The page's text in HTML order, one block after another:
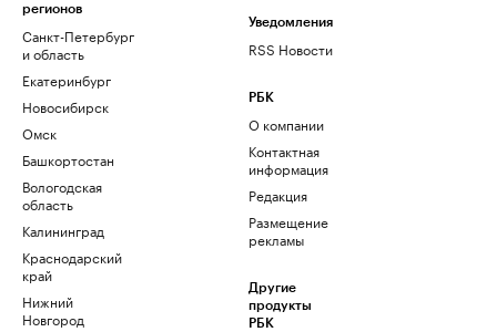
регионов
Санкт-Петербург
и область
Екатеринбург
Новосибирск
Омск
Башкортостан
Вологодская
область
Калининград
Краснодарский
край
Нижний
Новгород
Уведомления
RSS Новости
РБК
О компании
Контактная
информация
Редакция
Размещение
рекламы
Другие
продукты
РБК